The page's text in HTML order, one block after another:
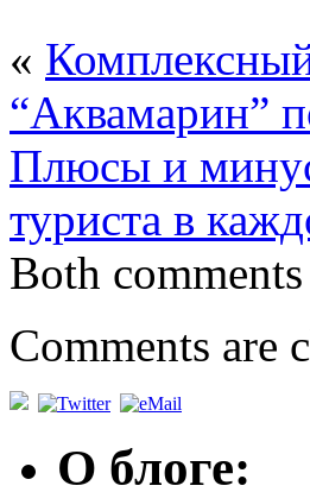
«
“Аквамарин”
Плюсы и
туриста в
Both
Comments are
О блоге: